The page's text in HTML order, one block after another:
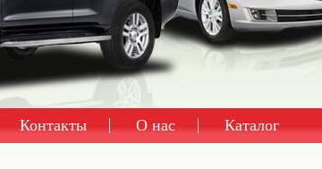
Контакты О нас Каталог